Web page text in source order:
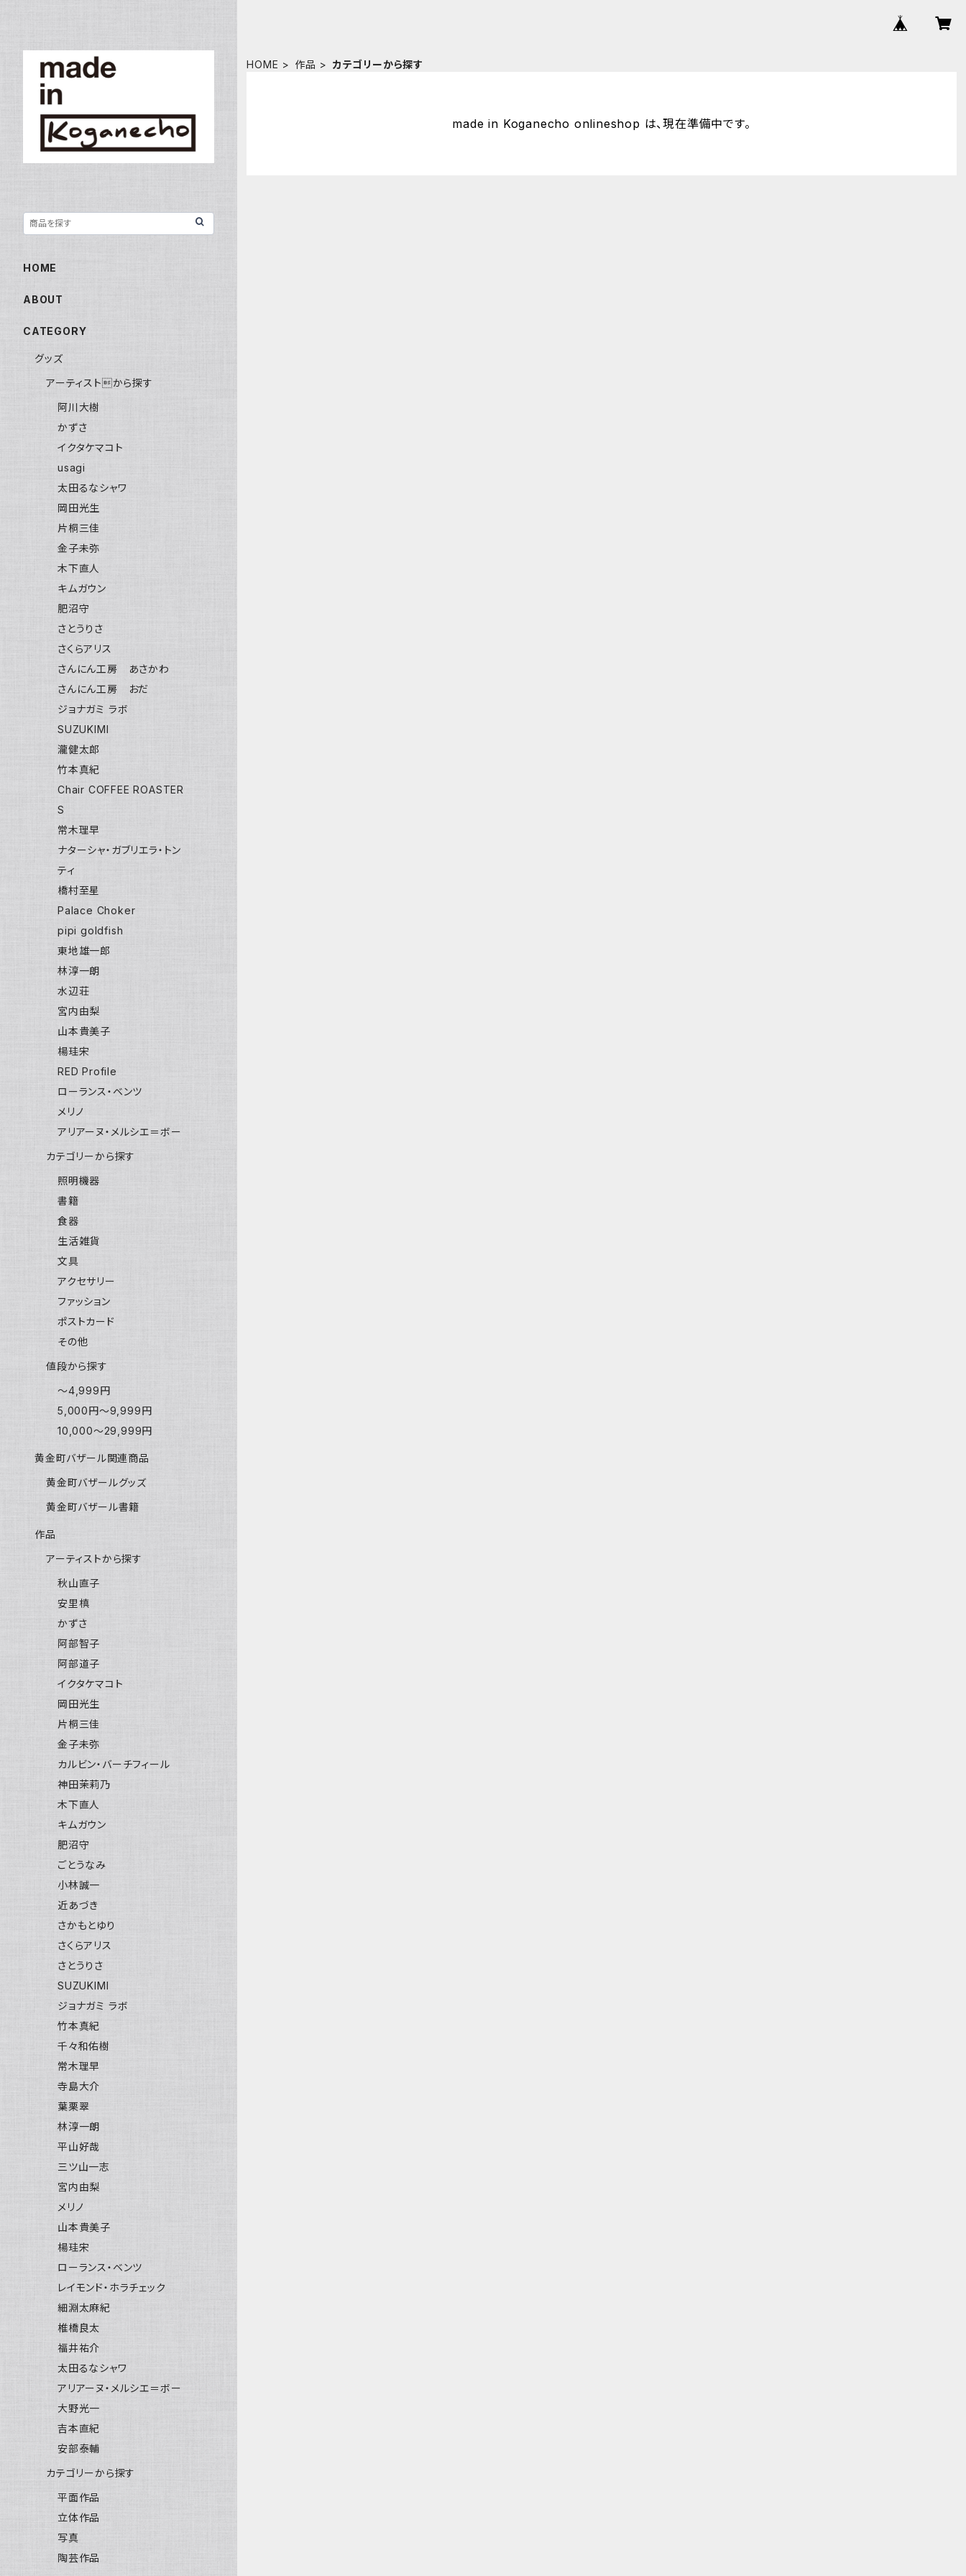
HOME 作品 カテゴリーから探す
made in Koganecho onlineshop は、現在準備中です。
HOME
ABOUT
CATEGORY
グッズ
アーティストから探す
阿川大樹
かずさ
イクタケマコト
usagi
太田るなシャワ
岡田光生
片桐三佳
金子未弥
木下直人
キムガウン
肥沼守
さとうりさ
さくらアリス
さんにん工房 あさかわ
さんにん工房 おだ
ジョナガミ ラボ
SUZUKIMI
瀧健太郎
竹本真紀
Chair COFFEE ROASTER
S
常木理早
ナターシャ・ガブリエラ・トン
ティ
橋村至星
Palace Choker
pipi goldfish
東地雄一郎
林淳一朗
水辺荘
宮内由梨
山本貴美子
楊珪宋
RED Profile
ローランス・ベンツ
メリノ
アリアーヌ・メルシエ＝ボー
カテゴリーから探す
照明機器
書籍
食器
生活雑貨
文具
アクセサリー
ファッション
ポストカード
その他
値段から探す
〜4,999円
5,000円〜9,999円
10,000〜29,999円
黄金町バザール関連商品
黄金町バザールグッズ
黄金町バザール書籍
作品
アーティストから探す
秋山直子
安里槙
かずさ
阿部智子
阿部道子
イクタケマコト
岡田光生
片桐三佳
金子未弥
カルビン・バーチフィール
神田茉莉乃
木下直人
キムガウン
肥沼守
ごとうなみ
小林誠一
近あづき
さかもとゆり
さくらアリス
さとうりさ
SUZUKIMI
ジョナガミ ラボ
竹本真紀
千々和佑樹
常木理早
寺島大介
葉栗翠
林淳一朗
平山好哉
三ツ山一志
宮内由梨
メリノ
山本貴美子
楊珪宋
ローランス・ベンツ
レイモンド・ホラチェック
細淵太麻紀
椎橋良太
福井祐介
太田るなシャワ
アリアーヌ・メルシエ＝ボー
大野光一
吉本直紀
安部泰輔
カテゴリーから探す
平面作品
立体作品
写真
陶芸作品